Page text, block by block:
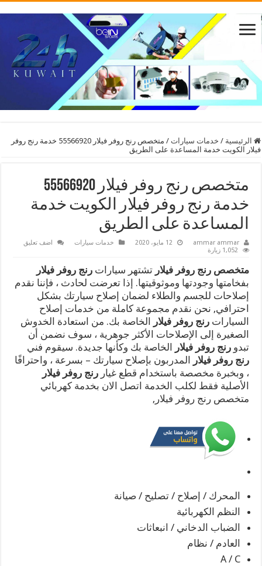
الرئيسية / خدمات سيارات /
متخصص رنج روفر فيلار 55566920 خدمة رنج روفر
فيلار الكويت خدمة المساعدة على الطريق
متخصص رنج روفر فيلار 55566920
خدمة رنج روفر فيلار الكويت خدمة
المساعدة على الطريق
ammar ammar 12 مايو، 2020 خدمات سيارات
اضف تعليق
1,052 زيارة
متخصص رنج روفر فيلارتشتهر سياراترنج روفر فيلار
بفخامتها وجودتها وموثوقيتها. إذا تعرضت لحادث ، فإننا نقدم
إصلاحات للجسم والطلاء لضمان إصلاح سيارتك بشكل
احترافي, نحن نقدم مجموعة كاملة من خدمات إصلاح
السياراترنج روفر فيلار
الخاصة بك. من استعادة الخدوش
الصغيرة إلى الإصلاحات الأكثر جوهرية ، سوف نضمن أن
تبدورنج روفر فيلار
الخاصة بك وكأنها جديدة. سيقوم فني
رنج روفر فيلار
المدربون بإصلاح سيارتك – بسرعة ، واحترافًا
، وبخبرة مخصصة باستخدام قطع غياررنج روفر فيلار
الأصلية فقط لكلب الخدمة اتصل الان بخدمة كهربائي
متخصص رنج روفر فيلار,
المحرك / إصلاح / تصليح / صيانة
النظم الكهربائية
الضباب الدخاني / انبعاثات
العادم / نظام
A / C